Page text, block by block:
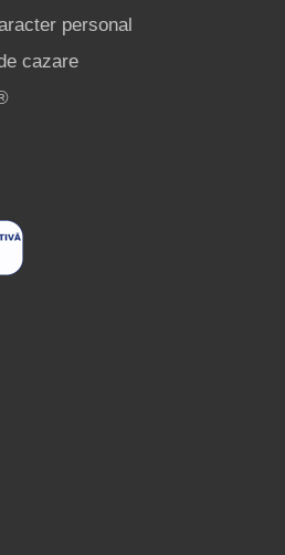
personal
cazare